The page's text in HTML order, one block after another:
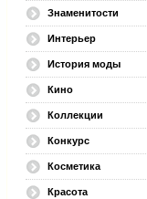
Знаменитости
Интерьер
История моды
Кино
Коллекции
Конкурс
Косметика
Красота